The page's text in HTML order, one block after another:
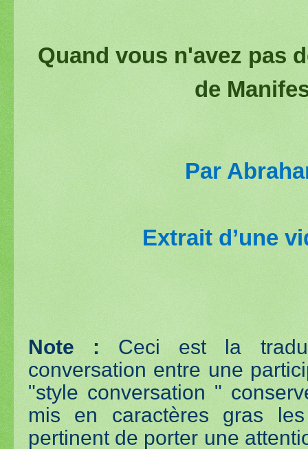
Quand vous n'avez pas
de
Par
Extrait d’une
Note : Ceci est la
conversation entre une
"style conversation "
mis en caractères gras
pertinent de porter une